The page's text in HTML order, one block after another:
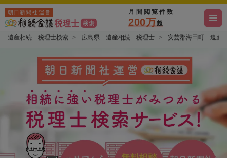
朝日新聞社運営 月間閲覧件数
200万超
遺産相続 税理士検索 広島県 遺産相続 税理士 安芸郡海田町 遺産